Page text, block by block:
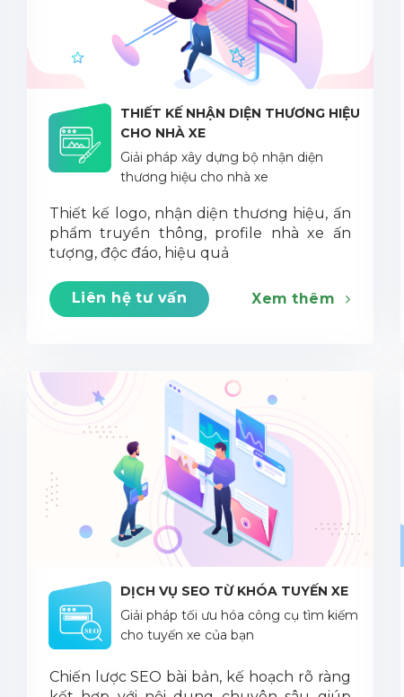
THIẾT KẾ NHẬN DIỆN THƯƠNG HIỆU
CHO NHÀ XE
Giải pháp xây dựng bộ nhận diện
thương hiệu cho nhà xe
Thiết kế logo, nhận diện thương hiệu, ấn
phẩm truyền thông, profile nhà xe ấn
tượng, độc đáo, hiệu quả
Liên hệ tư vấn Xem thêm
DỊCH VỤ SEO TỪ KHÓA TUYẾN XE
Giải pháp tối ưu hóa công cụ tìm kiếm
cho tuyến xe của bạn
Chiến lược SEO bài bản, kế hoạch rõ ràng